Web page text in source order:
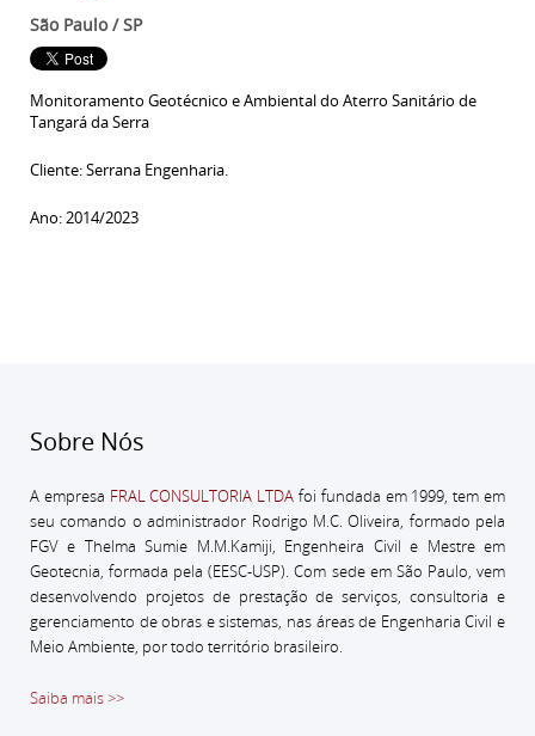
São Paulo / SP
Monitoramento Geotécnico e Ambiental do Aterro Sanitário de
Tangará da Serra
Cliente: Serrana Engenharia.
Ano: 2014/2023
Sobre Nós
A empresa FRAL CONSULTORIA LTDA foi fundada em 1999, tem em
seu comando o administrador Rodrigo M.C. Oliveira, formado pela
FGV e Thelma Sumie M.M.Kamiji, Engenheira Civil e Mestre em
Geotecnia, formada pela (EESC-USP).Com sede em São Paulo, vem
desenvolvendo projetos de prestação de serviços, consultoria e
gerenciamento de obras e sistemas, nas áreas de Engenharia Civil e
Meio Ambiente, por todo território brasileiro.
Saiba mais >>